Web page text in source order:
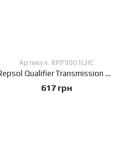
Артикул: RPP9001LHC
Repsol Qualifier Transmission 80W-90, 1л
617 грн